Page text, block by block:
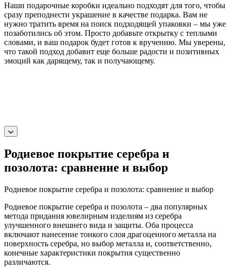
Наши подарочные коробки идеально подходят для того, чтобы
сразу преподнести украшение в качестве подарка. Вам не
нужно тратить время на поиск подходящей упаковки – мы уже
позаботились об этом. Просто добавьте открытку с теплыми
словами, и ваш подарок будет готов к вручению. Мы уверены,
что такой подход добавит еще больше радости и позитивных
эмоций как дарящему, так и получающему.
Родиевое покрытие серебра и
позолота: сравнение и выбор
Родиевое покрытие серебра и позолота: сравнение и выбор
Родиевое покрытие серебра и позолота – два популярных
метода придания ювелирным изделиям из серебра
улучшенного внешнего вида и защиты. Оба процесса
включают нанесение тонкого слоя драгоценного металла на
поверхность серебра, но выбор металла и, соответственно,
конечные характеристики покрытия существенно
различаются.